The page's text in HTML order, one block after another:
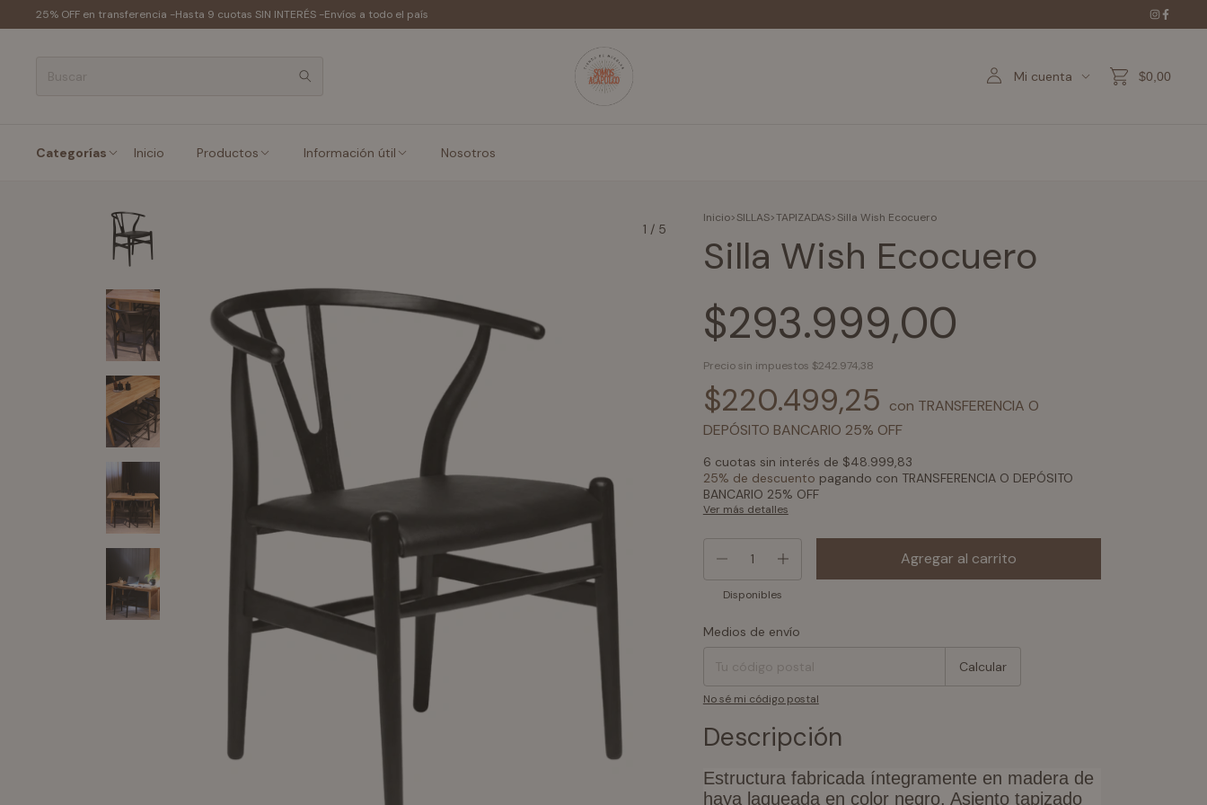
25% OFF en transferencia -Hasta 9 cuotas SIN INTERÉS -Envíos a todo el país
Mi cuenta $0,00
Categorías Inicio Productos Información útil Nosotros
1 / 5
Inicio>SILLAS>TAPIZADAS>Silla Wish Ecocuero
Silla Wish Ecocuero
$293.999,00
Precio sin impuestos $242.974,38
$220.499,25 con TRANSFERENCIA O
DEPÓSITO BANCARIO 25% OFF
6 cuotas sin interés de $48.999,83
25% de descuento pagando con TRANSFERENCIA O DEPÓSITO
BANCARIO 25% OFF
Ver más detalles
Disponibles
Entregas para el CP:
Medios de envío
Calcular
No sé mi código postal
Descripción
Estructura fabricada íntegramente en madera de
haya laqueada en color negro. Asiento tapizado